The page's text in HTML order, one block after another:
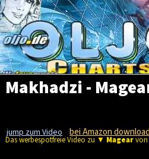
Makhadzi -
jump zum Video bei Amazon
Das werbespotfreie Video zu ▼ Magearvon